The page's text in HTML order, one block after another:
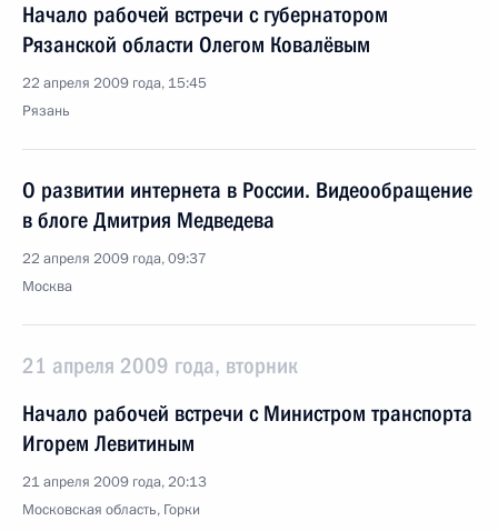
Начало рабочей встречи с губернатором
Рязанской области Олегом Ковалёвым
22 апреля 2009 года, 15:45
Рязань
О развитии интернета в России. Видеообращение
в блоге Дмитрия Медведева
22 апреля 2009 года, 09:37
Москва
21 апреля 2009 года, вторник
Начало рабочей встречи с Министром транспорта
Игорем Левитиным
21 апреля 2009 года, 20:13
Московская область, Горки